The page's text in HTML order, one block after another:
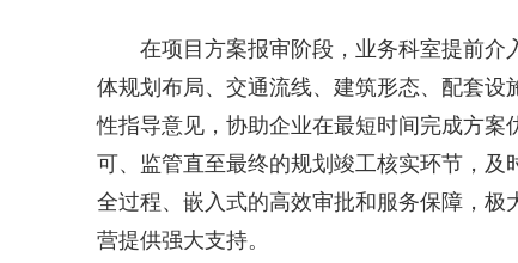
在项目方案报审阶段，业务科室提前
体规划布局、交通流线、建筑形态、配套
性指导意见，协助企业在最短时间完成方
可、监管直至最终的规划竣工核实环节，
全过程、嵌入式的高效审批和服务保障，
营提供强大支持。